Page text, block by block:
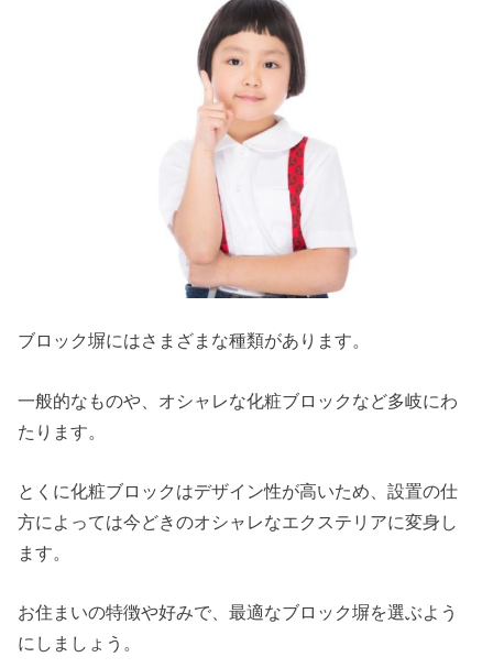
ブロック塀にはさまざまな種類があります。
一般的なものや、オシャレな化粧ブロックなど多岐にわ
たります。
とくに化粧ブロックはデザイン性が高いため、設置の仕
方によっては今どきのオシャレなエクステリアに変身し
ます。
お住まいの特徴や好みで、最適なブロック塀を選ぶよう
にしましょう。